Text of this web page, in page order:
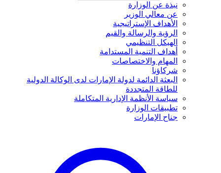
نبذة عن الوزارة
عن معالي الوزير
الأهداف الإستراتيجية
الرؤية والرسالة والقيم
الهيكل التنظيمي
أهداف التنمية المستدامة
المهام والاختصاصات
شركاؤنا
البعثة الدائمة لدولة الإمارات لدى الوكالة الدولية
للطاقة المتجددة
سياسة الأنظمة الإدارية المتكاملة
تطبيقات الوزارة
جناح الإمارات